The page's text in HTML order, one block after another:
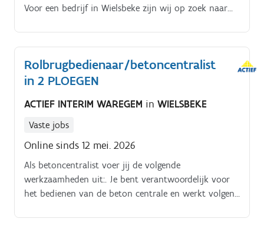
Voor een bedrijf in Wielsbeke zijn wij op zoek naar
versterken. Als afstrijker voer je de volgende
werkzaamheden uit:je werkt samen met de centralist
en bent verantwoordelijk voor het afwerken van de
gegoten mallen.je voorziet welke materialen er nodig
betonelementen en brengt deze aan op de juiste
plaats.je hebt oog voor de kwaliteit van het geleverde
werkplaats.
Rolbrugbedienaar/betoncentralist
in 2 PLOEGEN
ACTIEF INTERIM WAREGEM in WIELSBEKE
Vaste jobs
Online sinds 12 mei. 2026
Als betoncentralist voer jij de volgende
werkzaamheden uit:. Je bent verantwoordelijk voor
het bedienen van de beton centrale en werkt volgens